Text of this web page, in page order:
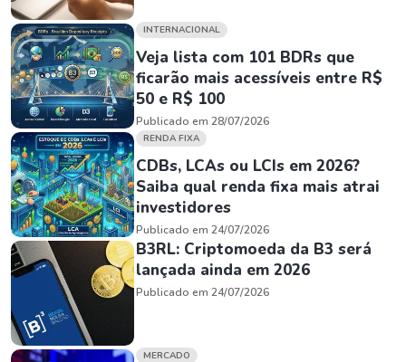
INTERNACIONAL
Veja lista com 101 BDRs que
ficarão mais acessíveis entre R$
50 e R$ 100
Publicado em 28/07/2026
RENDA FIXA
CDBs, LCAs ou LCIs em 2026?
Saiba qual renda fixa mais atrai
investidores
Publicado em 24/07/2026
B3RL: Criptomoeda da B3 será
lançada ainda em 2026
Publicado em 24/07/2026
MERCADO